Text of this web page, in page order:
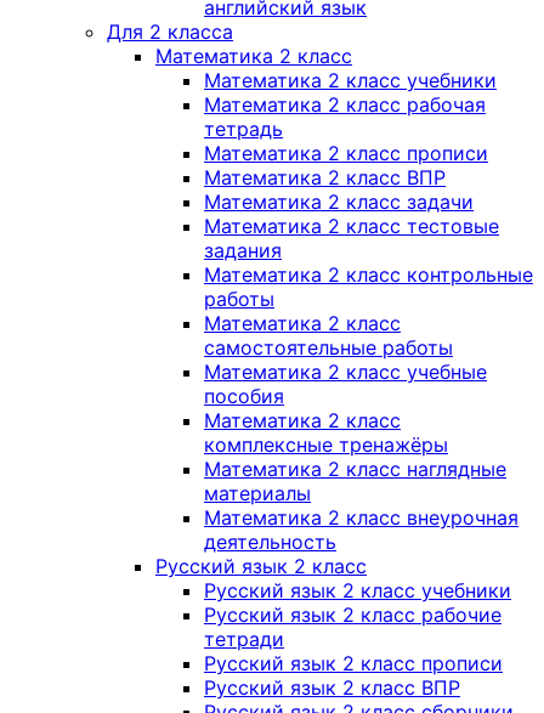
английский язык
Для 2 класса
Математика 2 класс
Математика 2 класс учебники
Математика 2 класс рабочая
тетрадь
Математика 2 класс прописи
Математика 2 класс ВПР
Математика 2 класс задачи
Математика 2 класс тестовые
задания
Математика 2 класс контрольные
работы
Математика 2 класс
самостоятельные работы
Математика 2 класс учебные
пособия
Математика 2 класс
комплексные тренажёры
Математика 2 класс наглядные
материалы
Математика 2 класс внеурочная
деятельность
Русский язык 2 класс
Русский язык 2 класс учебники
Русский язык 2 класс рабочие
тетради
Русский язык 2 класс прописи
Русский язык 2 класс ВПР